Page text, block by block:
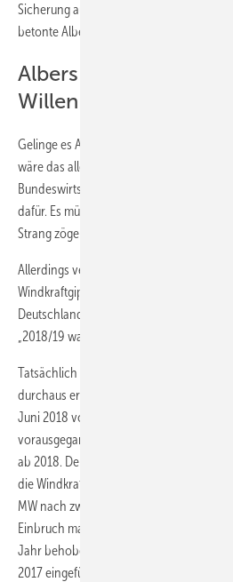
Sicherung ausreichender Preise für
betonte Albers. Jetzt gelte: „Es geht um
Albers: Es braucht
Willen
Gelinge es Altmaier, diese Botschaft nach
wäre das alleine ein wichtiger Erfolg,
Bundeswirtschaftsminister benötige
dafür. Es müsse klar werden, dass
Strang zögen: „Wir müssen zum Team der
Allerdings verdeutlichte der
Windkraftgipfel auch die jüngsten
Deutschlands Windkraft an Land wieder
„2018/19 waren dramatische Jahre“,
Tatsächlich war der Windenergiezubau
durchaus erwarbar im ersten Halbjahr
Juni 2018 von 1.626,5 Megawatt (MW)
vorausgegangen war ein deutlicher
ab 2018. Denn noch 2017 hatte der
die Windkraftfirmen mit 2.280,7 MW in
MW nach zwölf Monaten eingebracht.
Einbruch macht die Windbranche
Jahr behobene Fehlregelung zu
2017 eingeführten Ausschreibungen für